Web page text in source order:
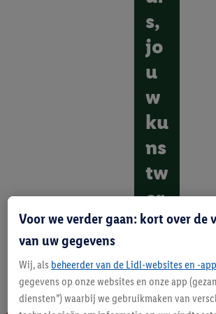
s,
jo
u
w
ku
ns
tw
er
k
n
t
e
Voor we verder gaan: kort over de
van uw gegevens
Wij, als beheerder van de Lidl-websites en -
gegevens op onze websites en onze app
diensten”) waarbij we gebruikmaken van